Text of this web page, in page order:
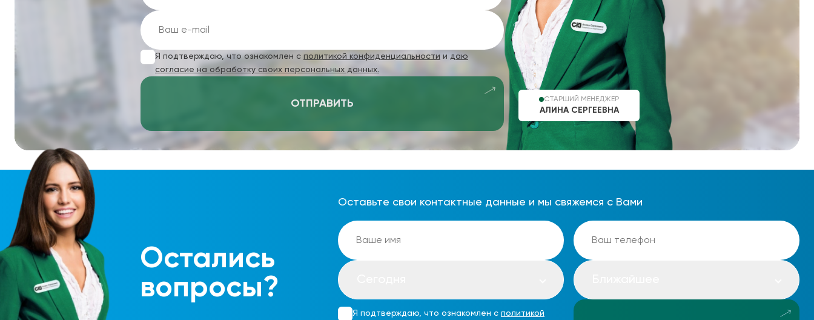
Я подтверждаю, что ознакомлен с политикой конфиденциальности и даю
согласие на обработку своих персональных данных.
ОТПРАВИТЬ СТАРШИЙ МЕНЕДЖЕР
АЛИНА СЕРГЕЕВНА
Остались
вопросы?
Оставьте свои контактные данные и мы свяжемся с Вами
Я подтверждаю, что ознакомлен с политикой